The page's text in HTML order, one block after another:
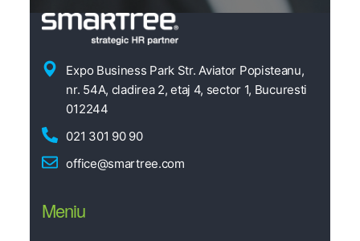
Expo Business Park Str. Aviator Popisteanu,
nr. 54A, cladirea 2, etaj 4, sector 1, Bucuresti
012244
021 301 90 90
office@smartree.com
Meniu